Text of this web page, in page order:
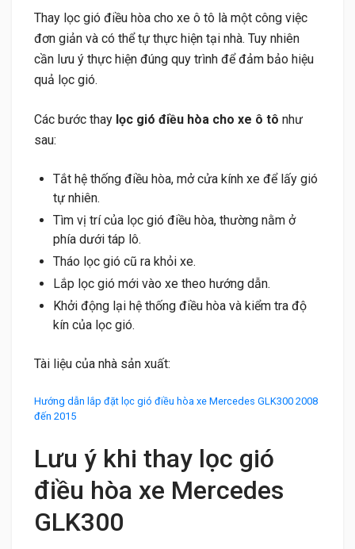
Thay lọc gió điều hòa cho xe ô tô là một công việc
đơn giản và có thể tự thực hiện tại nhà. Tuy nhiên
cần lưu ý thực hiện đúng quy trình để đảm bảo hiệu
quả lọc gió.
Các bước thay lọc gió điều hòa cho xe ô tô như
sau:
Tắt hệ thống điều hòa, mở cửa kính xe để lấy gió
tự nhiên.
Tìm vị trí của lọc gió điều hòa, thường nằm ở
phía dưới táp lô.
Tháo lọc gió cũ ra khỏi xe.
Lắp lọc gió mới vào xe theo hướng dẫn.
Khởi động lại hệ thống điều hòa và kiểm tra độ
kín của lọc gió.
Tài liệu của nhà sản xuất:
Hướng dẫn lắp đặt lọc gió điều hòa xe Mercedes GLK300 2008
đến 2015
Lưu ý khi thay lọc gió
điều hòa xe Mercedes
GLK300